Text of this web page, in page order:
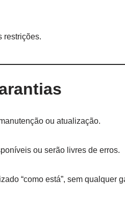
restrições.
ou atualização.
ou serão livres de erros.
“como está”, sem qualquer